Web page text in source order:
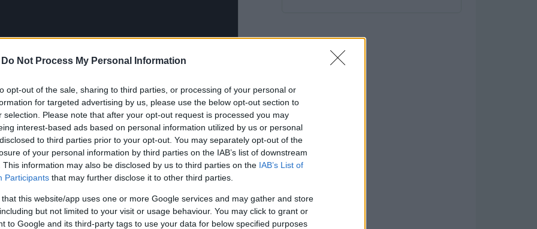
Do Not Process My Personal Information
opt-out of the sale, sharing to third parties, or processing of your personal or
for targeted advertising by us, please use the below opt-out section to
selection. Please note that after your opt-out request is processed you may
interest-based ads based on personal information utilized by us or personal
to third parties prior to your opt-out. You may separately opt-out of the
of your personal information by third parties on the IAB’s list of downstream
This information may also be disclosed by us to third parties on the IAB’s List of
Participants that may further disclose it to other third parties.
that this website/app uses one or more Google services and may gather and store
but not limited to your visit or usage behaviour. You may click to grant or
to Google and its third-party tags to use your data for below specified purposes
rinnovabile
rinnovabileha registrato un notevole
cambiamento è motivato dalla
dalla necessità di ridurre l’impatto ecologico
di energia da fonti rinnovabili in Italia, il
presenta sfide significative, rendendo il
poco chiaro.